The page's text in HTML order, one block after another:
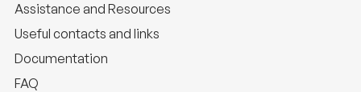
Assistance and Resources
Useful contacts and links
Documentation
FAQ